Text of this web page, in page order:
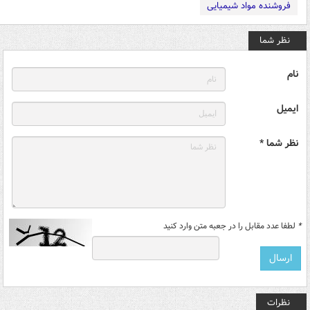
فروشنده مواد شیمیایی
نظر شما
نام
ایمیل
نظر شما *
* لطفا عدد مقابل را در جعبه متن وارد کنید
نظرات